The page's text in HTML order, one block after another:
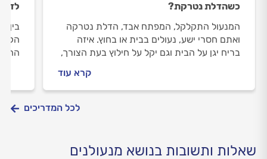
כשהדלת נטרקת?
המנעול התקלקל, המפתח אבד, הדלת נטרקה
ואתם חסרי ישע, נעולים בבית או בחוץ. איזה
בריח יגן על הבית וגם יקל על חילוץ בעת הצורך,
אם נתקלים בפעוט נעול בתוך רכב? מנעולנים
וותיקים משיבים
קרא עוד
בין
החם
לכל המדריכים
שאלות ותשובות בנושא מנעולנים